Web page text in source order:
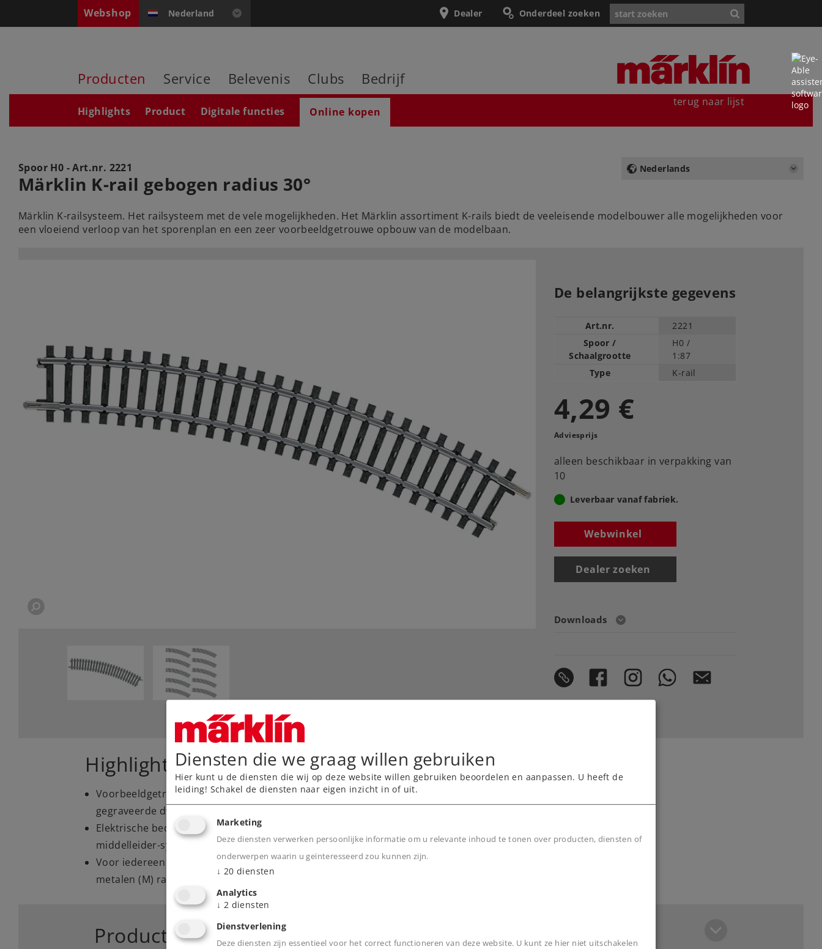
Webshop Nederland Onderdeel zoeken
Dealer
Producten Service Belevenis Clubs Bedrijf
Highlights Product Digitale functies Online kopen
terug naar lijst
Nederlands
Spoor H0 - Art.nr. 2221
Märklin K-rail gebogen radius 30°
Märklin K-railsysteem. Het railsysteem met de vele mogelijkheden. Het Märklin assortiment K-rails biedt de veeleisende modelbouwer alle mogelijkheden voor
een vloeiend verloop van het sporenplan en een zeer voorbeeldgetrouwe opbouw van de modelbaan.
De belangrijkste gegevens
Art.nr.
2221
Spoor /
Schaalgrootte
H0 /
1:87
Type
K-rail
4,29 €
Adviesprijs
alleen beschikbaar in verpakking van
10
Leverbaar vanaf fabriek.
Webwinkel
Dealer zoeken
Downloads
Highlights
Voorbeeldgetrouwe massieve railstaven, nauwkeurig
gegraveerde dwarsliggers zonder bedding
Elektrische bedrijfszekerheid dankzij het beproefde
middelleider-systeem
Voor iedereen die de kunststof (K) rails wil combineren met
metalen (M) rails is er de overgangsrail 2291
Product
Diensten die we graag willen gebruiken
Hier kunt u de diensten die wij op deze website willen gebruiken beoordelen en aanpassen. U heeft de
leiding! Schakel de diensten naar eigen inzicht in of uit.
Marketing
Deze diensten verwerken persoonlijke informatie om u relevante inhoud te tonen over producten, diensten of
onderwerpen waarin u geïnteresseerd zou kunnen zijn.
↓ 20 diensten
Analytics
↓ 2 diensten
Dienstverlening
Deze diensten zijn essentieel voor het correct functioneren van deze website. U kunt ze hier niet uitschakelen